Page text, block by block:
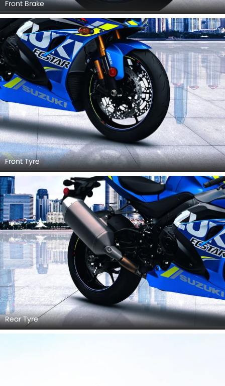
Front Brake
Front Tyre
Rear Tyre